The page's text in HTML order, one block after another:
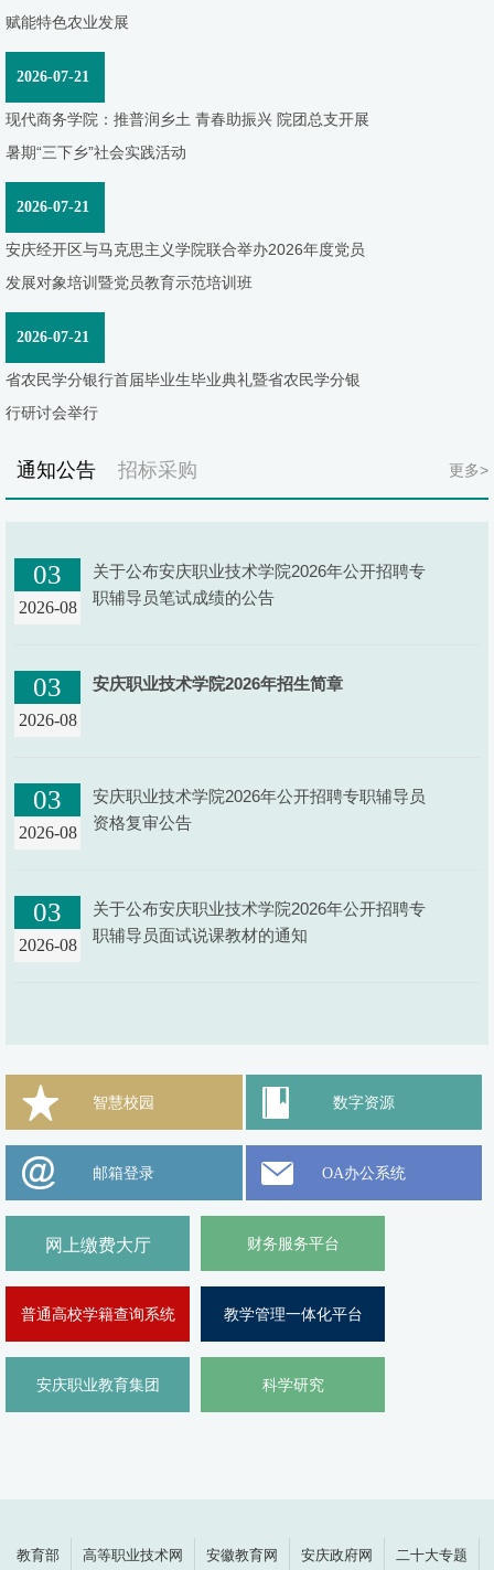
赋能特色农业发展
2026-07-21
现代商务学院：推普润乡土 青春助振兴 院团总支开展
暑期“三下乡”社会实践活动
2026-07-21
安庆经开区与马克思主义学院联合举办2026年度党员
发展对象培训暨党员教育示范培训班
2026-07-21
省农民学分银行首届毕业生毕业典礼暨省农民学分银
行研讨会举行
通知公告 招标采购 更多>
03
2026-08
关于公布安庆职业技术学院2026年公开招聘专
职辅导员笔试成绩的公告
03
2026-08
安庆职业技术学院2026年招生简章
03
2026-08
安庆职业技术学院2026年公开招聘专职辅导员
资格复审公告
03
2026-08
关于公布安庆职业技术学院2026年公开招聘专
职辅导员面试说课教材的通知
智慧校园 数字资源
邮箱登录 OA办公系统
网上缴费大厅 财务服务平台
普通高校学籍查询系统 教学管理一体化平台
安庆职业教育集团 科学研究
教育部 高等职业技术网 安徽教育网 安庆政府网 二十大专题